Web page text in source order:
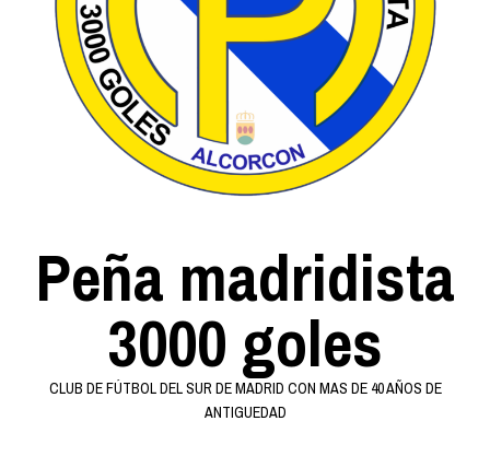
Peña madridista
3000 goles
CLUB DE FÚTBOL DEL SUR DE MADRID CON MAS DE 40 AÑOS DE
ANTIGUEDAD